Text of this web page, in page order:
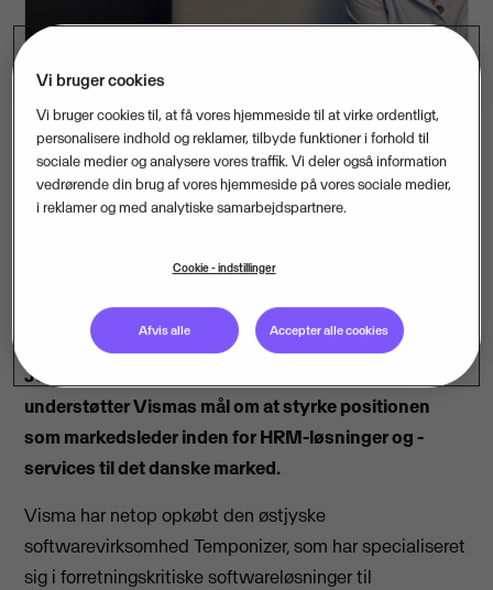
Softwaregiganten Visma tager endnu et strategisk
vigtigt skridt og køber softwarevirksomheden
løsning til vikarbureauer på det danske private og
offentlige marked. Opkøbet er ifølge Visma
Enterprise A/S administrerende direktør, Monika
Juul Henriksen, en del af en klar strategi, som
understøtter Vismas mål om at styrke positionen
som markedsleder inden for HRM-løsninger og -
services til det danske marked.
Visma har netop opkøbt den østjyske
softwarevirksomhed Temponizer, som har specialiseret
sig i forretningskritiske softwareløsninger til
Vi bruger cookies
Vi bruger cookies til, at få vores hjemmeside til at virke ordentligt,
personalisere indhold og reklamer, tilbyde funktioner i forhold til
sociale medier og analysere vores traffik. Vi deler også information
vedrørende din brug af vores hjemmeside på vores sociale medier,
i reklamer og med analytiske samarbejdspartnere.
Cookie - indstillinger
Afvis alle Accepter alle cookies